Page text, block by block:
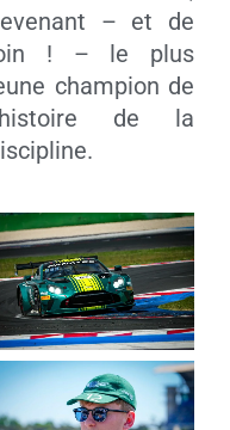
– et de
! – le plus
cham­pion de
de la